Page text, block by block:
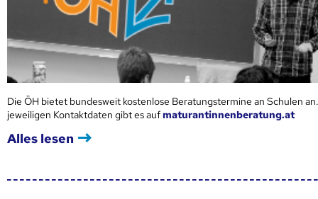
Die ÖH bietet bundesweit kostenlose Beratungstermine an Schulen
jeweiligen Kontaktdaten gibt es aufmaturantinnenberatung.at
Alles lesen